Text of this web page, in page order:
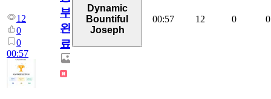
12
0
0
00:57
부
완
료
Dynamic
Bountiful
Joseph
00:57 12 0 0